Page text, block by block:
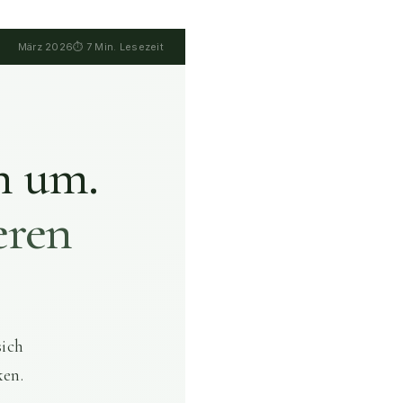
März 2026⏱ 7 Min. Lesezeit
um.